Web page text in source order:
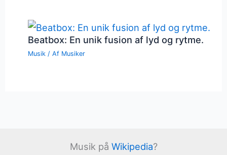
Beatbox: En unik fusion af lyd og rytme.
Musik / Af Musiker
Musik på Wikipedia?